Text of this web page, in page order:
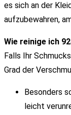
es sich an der
aufzubewahren,
Wie reinige ich
Falls Ihr
Grad der
Besonders
leicht